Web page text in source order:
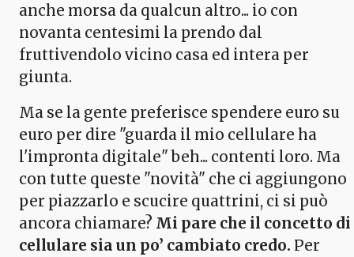
anche morsa da qualcun altro... io con
novanta centesimi la prendo dal
fruttivendolo vicino casa ed intera per
giunta.
Ma se la gente preferisce spendere euro su
euro per dire "guarda il mio cellulare ha
l'impronta digitale" beh... contenti loro. Ma
con tutte queste "novità" che ci aggiungono
per piazzarlo e scucire quattrini, ci si può
ancora chiamare? Mi pare che il concetto di
cellulare sia un po’ cambiato credo. Per